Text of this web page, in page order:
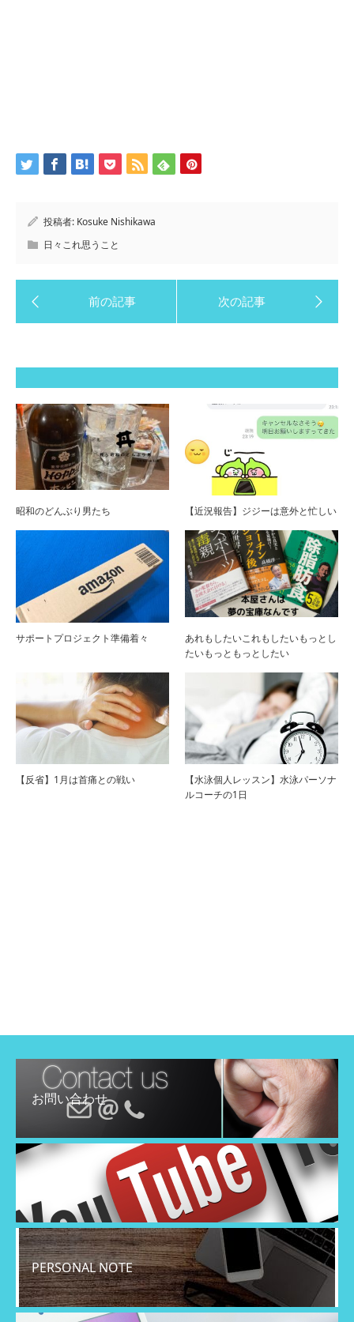
投稿者: Kosuke Nishikawa
日々これ思うこと
昭和のどんぶり男たち 【近況報告】ジジーは意外と忙しい
サポートプロジェクト準備着々
あれもしたいこれもしたいもっとし
たいもっともっとしたい
【反省】1月は首痛との戦い
【水泳個人レッスン】水泳パーソナ
ルコーチの1日
お問い合わせ
PERSONAL NOTE